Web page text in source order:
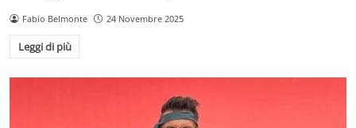
Fabio Belmonte 24 Novembre 2025
Leggi di più